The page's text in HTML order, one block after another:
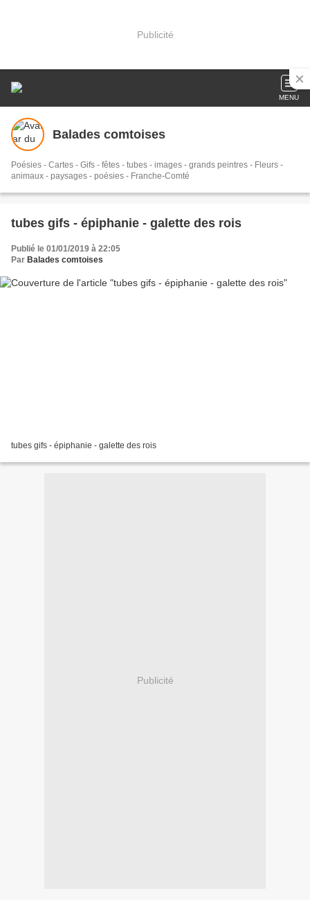
Publicité
MENU
Balades comtoises
Poésies - Cartes - Gifs - fêtes - tubes - images - grands peintres - Fleurs -
animaux - paysages - poésies - Franche-Comté
tubes gifs - épiphanie - galette des rois
Publié le 01/01/2019 à 22:05
Par Balades comtoises
tubes gifs - épiphanie - galette des rois
Publicité